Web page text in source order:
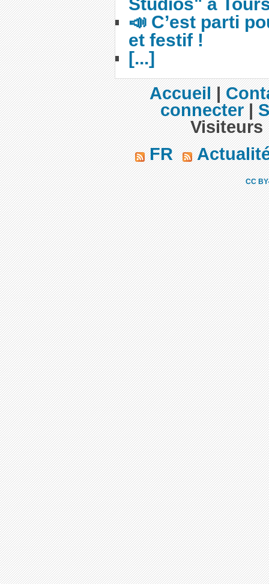
Studios" à
📣 C’est parti
et festif !
[...]
Accueil|
connecter|
FR
CC